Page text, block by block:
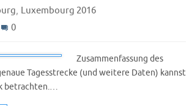
, Luxembourg 2016
0
Zusammenfassung des
Tagesstrecke (und weitere Daten) kannst
betrachten.…